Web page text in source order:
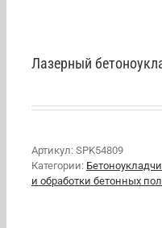
Лазерный
Артикул: SPK54809
Категории:
и обработки бетонных